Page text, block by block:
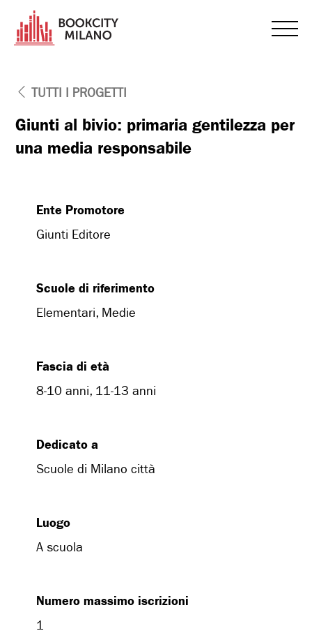
TUTTI I PROGETTI
Giunti al bivio: primaria gentilezza per
una media responsabile
Ente Promotore
Giunti Editore
Scuole di riferimento
Elementari, Medie
Fascia di età
8-10 anni, 11-13 anni
Dedicato a
Scuole di Milano città
Luogo
A scuola
Numero massimo iscrizioni
1